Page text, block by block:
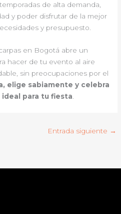
de alta demanda,
y poder disfrutar de la mejor
y presupuesto.
en Bogotá abre un
hacer de tu evento al aire
sin preocupaciones por el
elige sabiamente y celebra
ideal para tu fiesta
Entrada siguiente →